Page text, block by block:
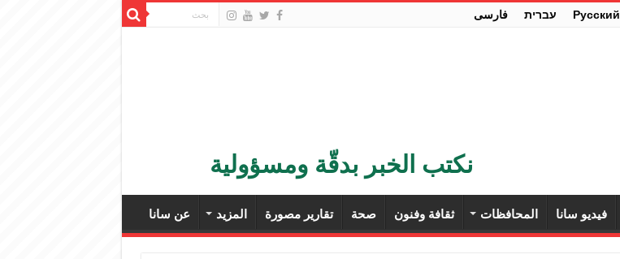
Pусский עברית فارسی
نكتب الخبر بدقّة ومسؤولية
فيديو سانا المحافظات ثقافة وفنون صحة تقارير مصورة المزيد عن سانا